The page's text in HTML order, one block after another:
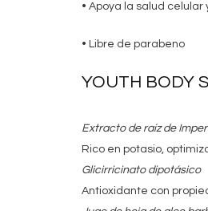
• Apoya la salud
• Libre de parabeno
YOUTH BODY
Extracto de raíz de
Rico en potasio,
Glicirricinato dipotásico
Antioxidante con